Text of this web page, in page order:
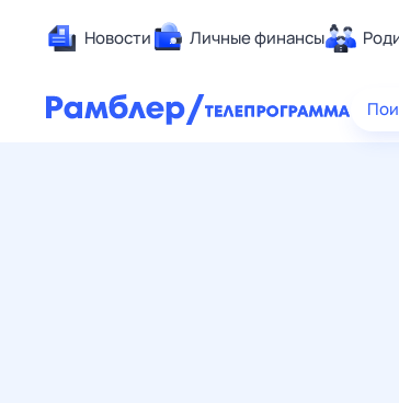
Новости Личные финансы